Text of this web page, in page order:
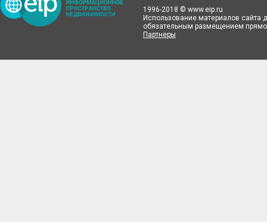
1996-2018 © www.eip.ru
Использование материалов сайта
обязательным размещением
Партнеры